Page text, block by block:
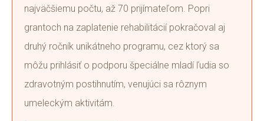
najväčšiemu počtu, až 70 prijímateľom. Popri
grantoch na zaplatenie rehabilitácií pokračoval aj
druhý ročník unikátneho programu, cez ktorý sa
môžu prihlásiť o podporu špeciálne mladí ľudia so
zdravotným postihnutím, venujúci sa rôznym
umeleckým aktivitám.